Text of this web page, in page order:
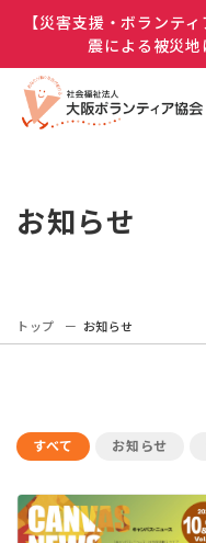
【災害支援・ボランテ
震による被災
お知らせ
トップ お知らせ
すべて お知らせ